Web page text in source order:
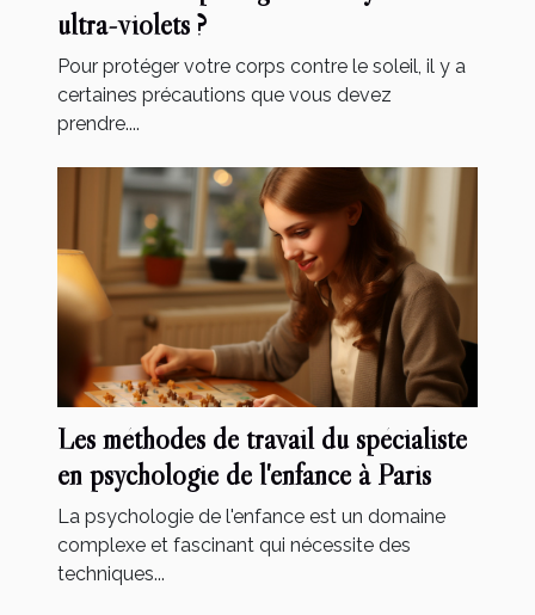
ultra-violets ?
Pour protéger votre corps contre le soleil, il y a
certaines précautions que vous devez
prendre....
Les méthodes de travail du spécialiste
en psychologie de l'enfance à Paris
La psychologie de l'enfance est un domaine
complexe et fascinant qui nécessite des
techniques...